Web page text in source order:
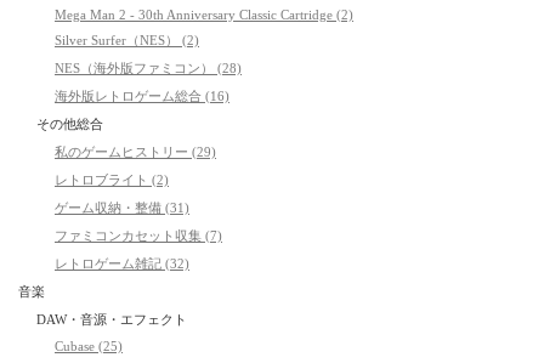
Mega Man 2 - 30th Anniversary Classic Cartridge (2)
Silver Surfer（NES） (2)
NES（海外版ファミコン） (28)
海外版レトロゲーム総合 (16)
その他総合
私のゲームヒストリー (29)
レトロブライト (2)
ゲーム収納・整備 (31)
ファミコンカセット収集 (7)
レトロゲーム雑記 (32)
音楽
DAW・音源・エフェクト
Cubase (25)